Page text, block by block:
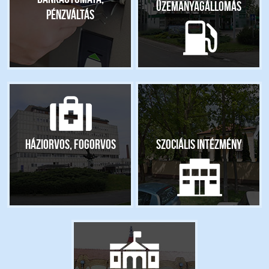
pénzváltás
Üzemanyagállomás
Háziorvos, fogorvos Szociális intézmény